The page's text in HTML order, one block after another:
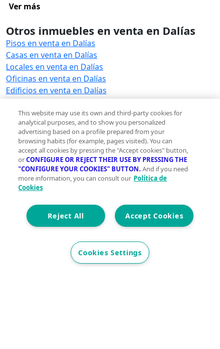
Ver más
Otros inmuebles en venta en Dalías
Pisos en venta en Dalías
Casas en venta en Dalías
Locales en venta en Dalías
Oficinas en venta en Dalías
Edificios en venta en Dalías
Naves industriales en venta en Dalías
Garajes en venta en Dalías
Hoteles en venta en Dalías
Trasteros en venta en Dalías
Viviendas en venta en Dalías
Terrenos en alquiler en Dalías
Terrenos en alquiler en Dalías
Ver otras inmobiliarias en Dalías
Ver otras inmobiliarias en Dalías
This website may use its own and third-party cookies for
analytical purposes, and to show you personalized
advertising based on a profile prepared from your
browsing habits (for example, pages visited). You can
accept all cookies by pressing the "Accept cookies" button,
orCONFIGURE OR REJECT THEIR USE BY PRESSING THE
"CONFIGURE YOUR COOKIES" BUTTON. And if you need
more information, you can consult our Política de
Cookies
Accept Cookies
Reject All
Cookies Settings